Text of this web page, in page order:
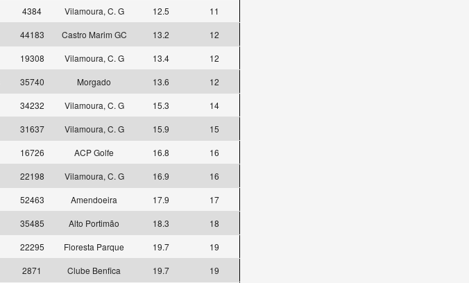
4384 Vilamoura, C. G 12.5
11
44183 Castro Marim GC 13.2
12
19308 Vilamoura, C. G 13.4
12
35740 Morgado 13.6
12
34232 Vilamoura, C. G 15.3
14
31637 Vilamoura, C. G 15.9
15
16726 ACP Golfe 16.8
16
22198 Vilamoura, C. G 16.9
16
52463 Amendoeira 17.9
17
35485 Alto Portimão 18.3
18
22295 Floresta Parque 19.7
19
2871 Clube Benfica 19.7
19